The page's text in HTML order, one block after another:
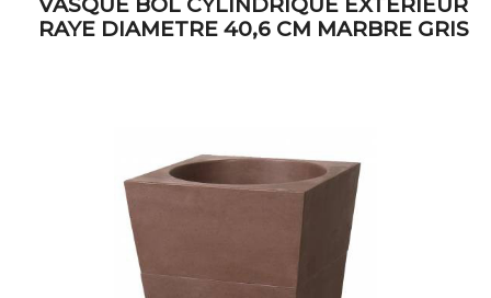
RAYE DIAMETRE 40,6 CM MARBRE GRIS